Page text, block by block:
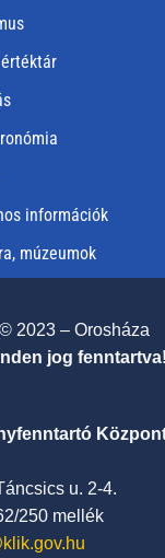
információk
múzeumok
© 2023 – Orosháza
jog fenntartva!
u. 2-4.
250 mellék